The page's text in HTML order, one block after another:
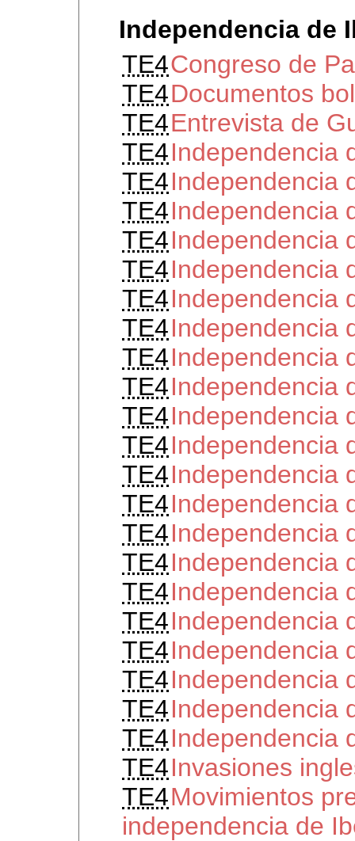
Independencia de
TE4Congreso de
TE4Documentos
TE4Entrevista de
TE4Independencia
TE4Independencia
TE4Independencia
TE4Independencia
TE4Independencia
TE4Independencia
TE4Independencia
TE4Independencia
TE4Independencia
TE4Independencia
TE4Independencia
TE4Independencia
TE4Independencia
TE4Independencia
TE4Independencia
TE4Independencia
TE4Independencia
TE4Independencia
TE4Independencia
TE4Independencia
TE4Independencia
TE4Invasiones
TE4Movimientos
independencia de